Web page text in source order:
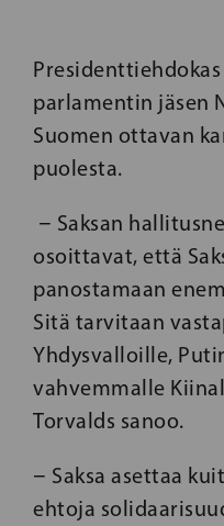
parlamentin jäsen
Suomen ottavan
puolesta.
− Saksan
osoittavat, että
panostamaan
Sitä tarvitaan
Yhdysvalloille,
vahvemmalle
Torvalds sanoo.
− Saksa asettaa
ehtoja